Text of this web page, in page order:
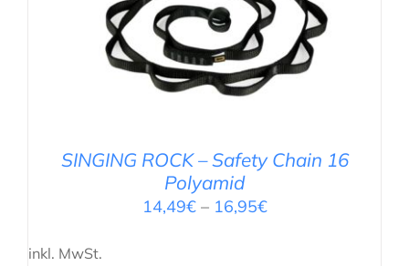
AUSFÜHRUNG WÄHLEN DETAILS
SINGING ROCK – Safety Chain 16
Polyamid
14,49€– 16,95€
inkl. MwSt.